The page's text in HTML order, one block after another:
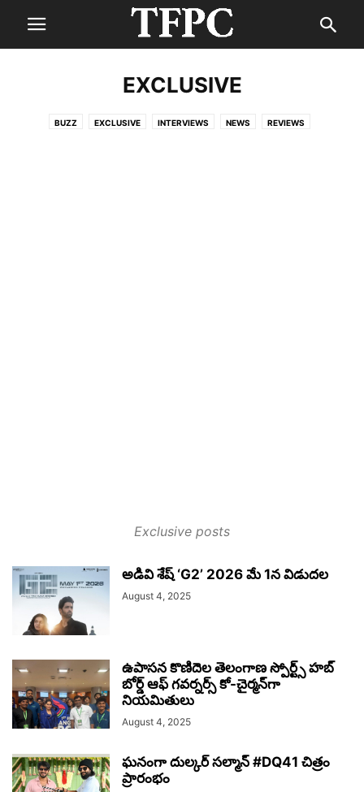
EXCLUSIVE
BUZZ EXCLUSIVE INTERVIEWS NEWS REVIEWS
Exclusive posts
అడివి శేష్ ‘G2’ 2026 మే 1న విడుదల
August 4, 2025
ఉపాసన కొణిదెల తెలంగాణ స్పోర్ట్స్ హబ్
బోర్డ్ ఆఫ్ గవర్నర్స్ కో-చైర్మన్‌గా
నియమితులు
August 4, 2025
ఘనంగా దుల్కర్ సల్మాన్ #DQ41 చిత్రం
ప్రారంభం